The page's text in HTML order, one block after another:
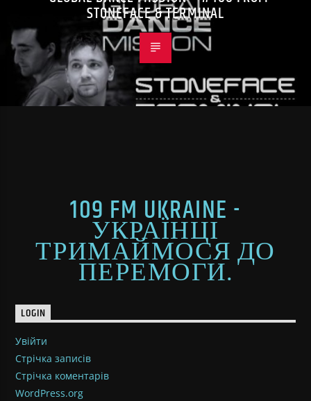
STONEFACE & TERMINAL
109 FM UKRAINE -
УКРАЇНЦІ
ТРИМАЙМОСЯ ДО
ПЕРЕМОГИ.
LOGIN
Увійти
Стрічка записів
Стрічка коментарів
WordPress.org